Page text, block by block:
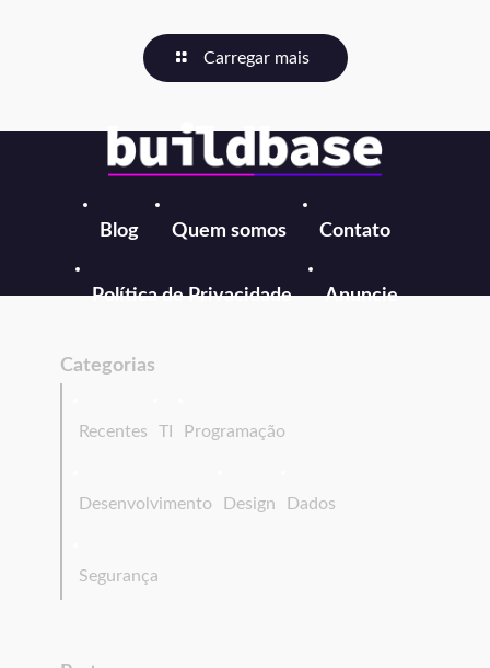
Carregar mais
Blog Quem somos Contato
Política de Privacidade Anuncie
Categorias
Recentes TI Programação
Desenvolvimento Design Dados
Segurança